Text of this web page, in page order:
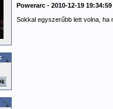
Powerarc - 2010-12-19 19:34:59
Sokkal egyszerűbb lett volna, ha